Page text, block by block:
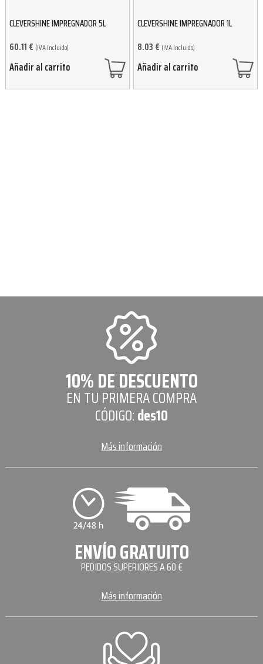
CLEVERSHINE IMPREGNADOR 5L
60.11 € (IVA Incluido)
Añadir al carrito
CLEVERSHINE IMPREGNADOR 1L
8.03 € (IVA Incluido)
Añadir al carrito
10% DE DESCUENTO
EN TU PRIMERA COMPRA
CÓDIGO:des10
Más información
ENVÍO GRATUITO
PEDIDOS SUPERIORES A 60 €
Más información